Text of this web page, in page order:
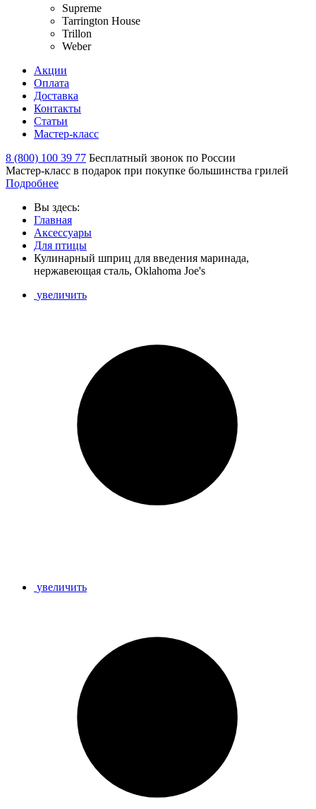
Supreme
Tarrington House
Trillon
Weber
Акции
Оплата
Доставка
Контакты
Статьи
Мастер-класс
8 (800) 100 39 77 Бесплатный звонок по России
Мастер-класс в подарок при покупке большинства грилей
Подробнее
Вы здесь:
Главная
Аксессуары
Для птицы
Кулинарный шприц для введения маринада,
нержавеющая сталь, Oklahoma Joe's
увеличить
увеличить